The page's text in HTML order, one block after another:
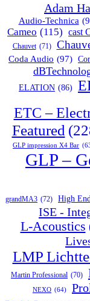
Adam
Audio-Technica
Cameo (115) cast
Chauvet (71)
Coda Audio (97)
ELATION (86)
ETC –
Featured
GLP impression X4 Bar
GLP –
grandMA3 (72) High
ISE -
L-Acoustics
LMP
Martin Professional (70)
NEXO (64)